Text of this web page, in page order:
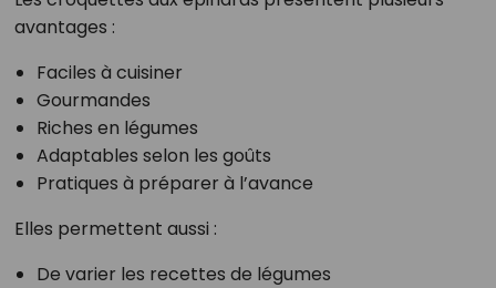
avantages :
Faciles à cuisiner
Gourmandes
Riches en légumes
Adaptables selon les goûts
Pratiques à préparer à l’avance
Elles permettent aussi :
De varier les recettes de légumes